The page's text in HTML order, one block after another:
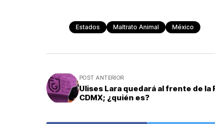
Estados Maltrato Animal México
POST ANTERIOR
Ulises Lara quedará al frente de la
CDMX; ¿quién es?